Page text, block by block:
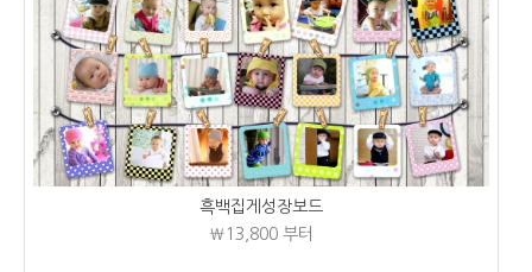
흑백집게성장보드
₩13,800부터